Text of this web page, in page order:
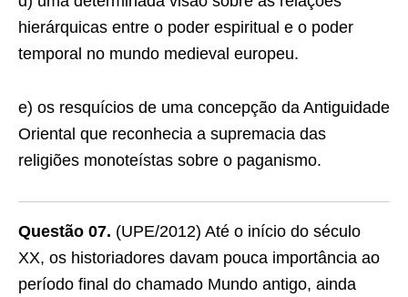
hierárquicas entre o poder espiritual e o poder
temporal no mundo medieval europeu.
e) os resquícios de uma concepção da Antiguidade
Oriental que reconhecia a supremacia das
religiões monoteístas sobre o paganismo.
Questão 07. (UPE/2012) Até o início do século
XX, os historiadores davam pouca importância ao
período final do chamado Mundo antigo, ainda